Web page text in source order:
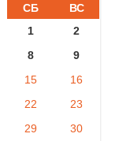
СБ
ВС
1
2
8
9
15
16
22
23
29
30